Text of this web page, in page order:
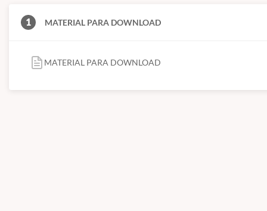
1 MATERIAL PARA DOWNLOAD
MATERIAL PARA DOWNLOAD